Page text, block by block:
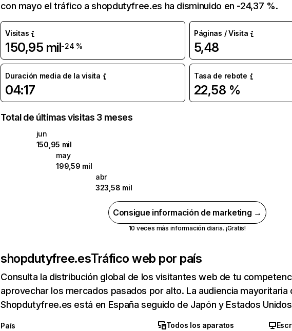
con mayo el tráfico a shopdutyfree.es ha disminuido en -24,37 %.
Visitas
150,95 mil-24 %
Páginas / Visita
5,48
Duración media de la visita
04:17
Tasa de rebote
22,58 %
Total de últimas visitas 3 meses
jun
150,95 mil
may
199,59 mil
abr
323,58 mil
Consigue información de marketing →
10 veces más información diaria. ¡Gratis!
shopdutyfree.esTráfico web por país
Consulta la distribución global de los visitantes web de tu
aprovechar los mercados pasados por alto. La audiencia mayoritaria
Shopdutyfree.es está en España seguido de Japón y Estados
País Todos los aparatos